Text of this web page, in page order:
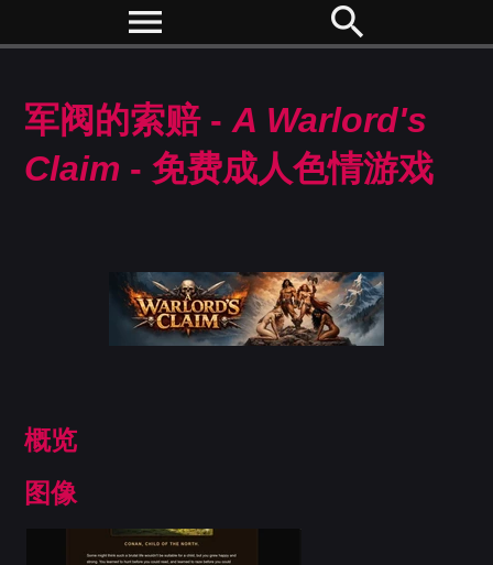
menu search
军阀的索赔 -A Warlord's
Claim - 免费成人色情游戏
概览
图像